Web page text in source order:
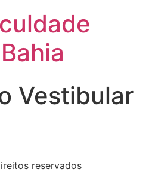
Vestibular
reservados